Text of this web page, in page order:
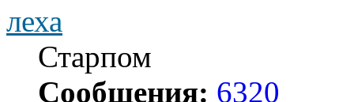
леха
Старпом
Сообщения: 6320